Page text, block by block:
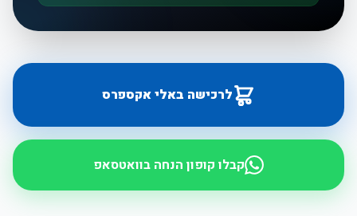
לרכישה באלי אקספרס
קבלו קופון הנחה בוואטסאפ